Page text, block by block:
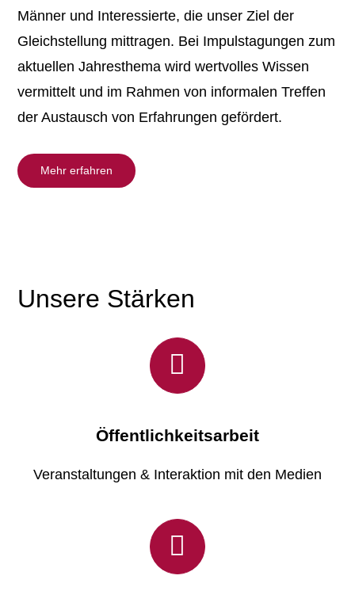
Männer und Interessierte, die unser Ziel der
Gleichstellung mittragen. Bei Impulstagungen zum
aktuellen Jahresthema wird wertvolles Wissen
vermittelt und im Rahmen von informalen Treffen
der Austausch von Erfahrungen gefördert.
Mehr erfahren
Unsere Stärken
Öffentlichkeitsarbeit
Veranstaltungen & Interaktion mit den Medien